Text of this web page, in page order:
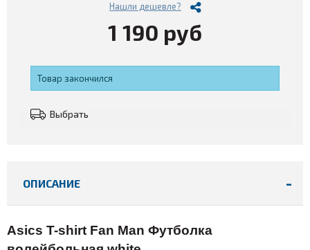
Нашли дешевле?
1 190 руб
Товар закончился
Выбрать
ОПИСАНИЕ
Asics T-shirt Fan Man Футболка